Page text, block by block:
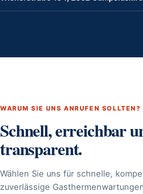
WARUM SIE UNS ANRUFEN SOLLTEN?
Schnell, erreichbar
transparent.
Wählen Sie uns für schnelle,
zuverlässige